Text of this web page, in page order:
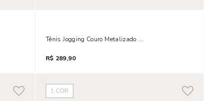
Tênis Jogging Couro Metalizado Dourado
R$ 289,90
1 COR